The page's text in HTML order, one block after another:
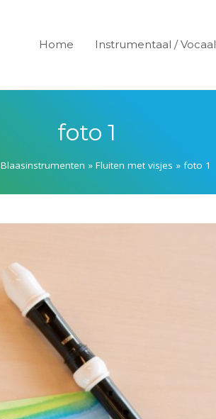
Home Instrumentaal / Vocaal
foto 1
Blaasinstrumenten » Fluiten met visjes » foto 1